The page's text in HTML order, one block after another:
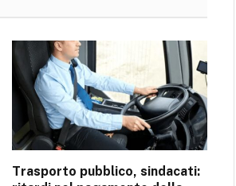
Trasporto pubblico, sindacati: